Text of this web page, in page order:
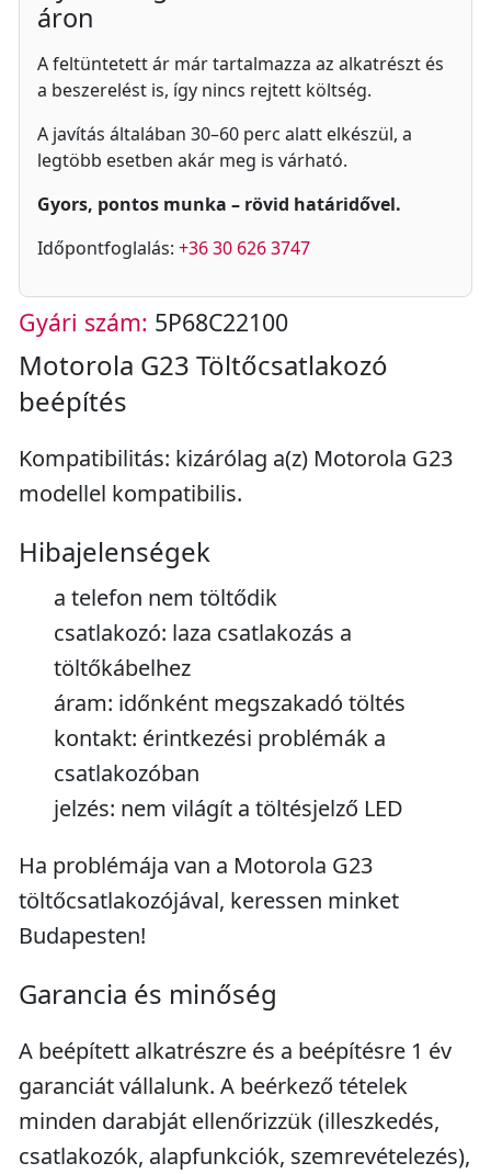
áron
A feltüntetett ár már tartalmazza az alkatrészt és
a beszerelést is, így nincs rejtett költség.
A javítás általában 30–60 perc alatt elkészül, a
legtöbb esetben akár meg is várható.
Gyors, pontos munka – rövid határidővel.
Időpontfoglalás: +36 30 626 3747
Gyári szám: 5P68C22100
Motorola G23 Töltőcsatlakozó
beépítés
Kompatibilitás: kizárólag a(z) Motorola G23
modellel kompatibilis.
Hibajelenségek
a telefon nem töltődik
csatlakozó: laza csatlakozás a
töltőkábelhez
áram: időnként megszakadó töltés
kontakt: érintkezési problémák a
csatlakozóban
jelzés: nem világít a töltésjelző LED
Ha problémája van a Motorola G23
töltőcsatlakozójával, keressen minket
Budapesten!
Garancia és minőség
A beépített alkatrészre és a beépítésre 1 év
garanciát vállalunk. A beérkező tételek
minden darabját ellenőrizzük (illeszkedés,
csatlakozók, alapfunkciók, szemrevételezés),